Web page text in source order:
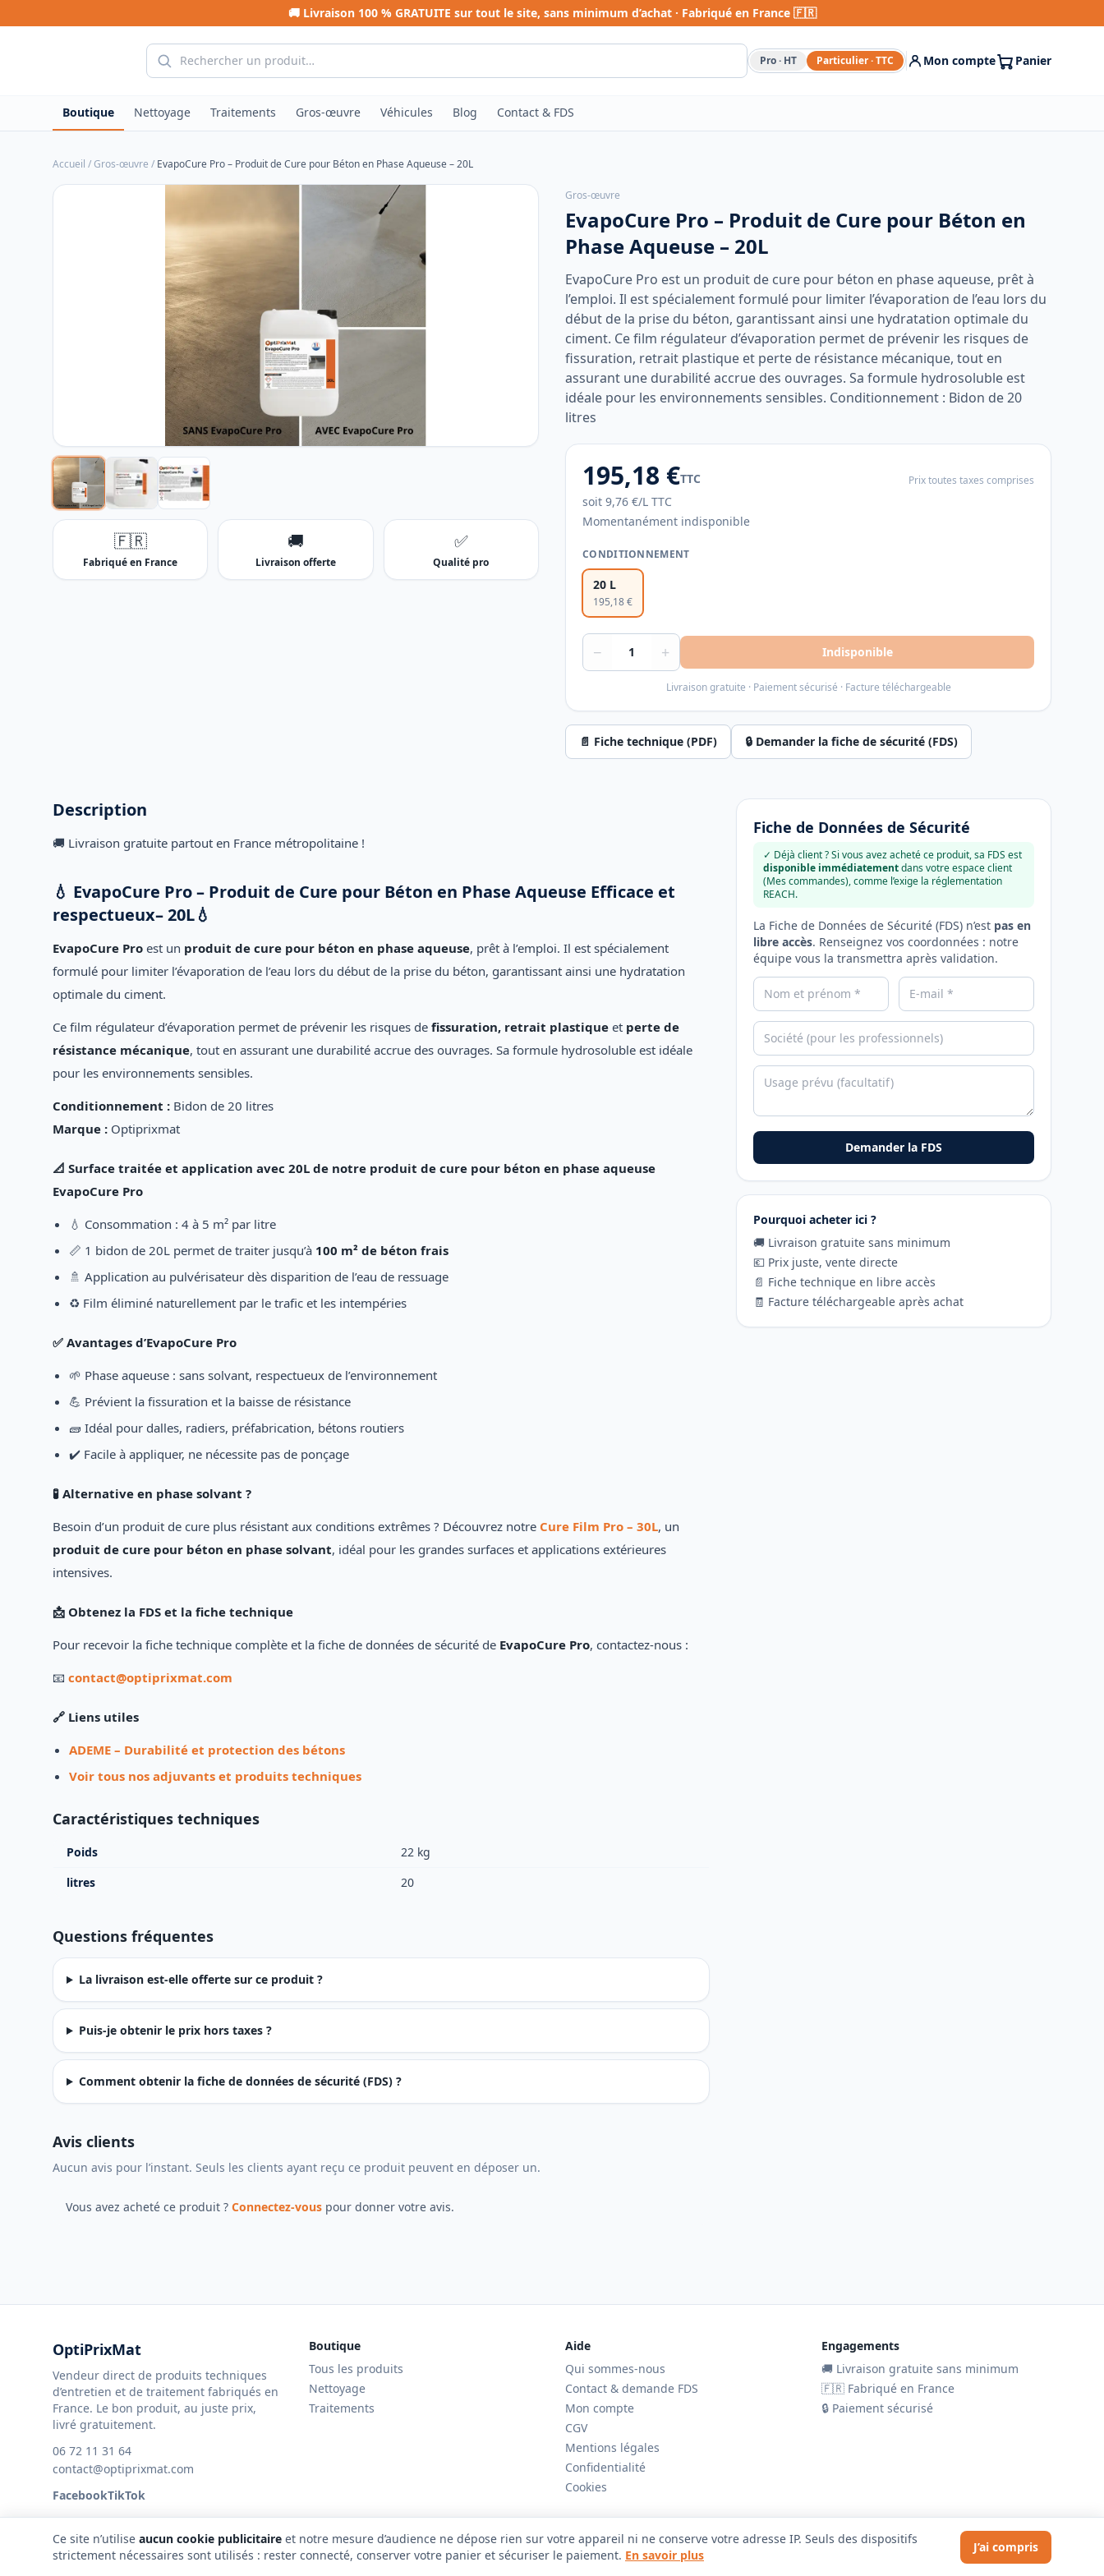
🚚 Livraison 100 % GRATUITE sur tout le site, sans minimum d’achat · Fabriqué en France 🇫🇷
Pro· HT Particulier· TTC Mon compte Panier
Boutique Nettoyage Traitements Gros-œuvre Véhicules Blog Contact & FDS
Accueil /Gros-œuvre / EvapoCure Pro – Produit de Cure pour Béton en Phase Aqueuse – 20L
🇫🇷
Fabriqué en France
🚚
Livraison offerte
✅
Qualité pro
Gros-œuvre
EvapoCure Pro – Produit de Cure pour Béton en
Phase Aqueuse – 20L
EvapoCure Pro est un produit de cure pour béton en phase aqueuse, prêt à
l’emploi. Il est spécialement formulé pour limiter l’évaporation de l’eau lors du
début de la prise du béton, garantissant ainsi une hydratation optimale du
ciment. Ce film régulateur d’évaporation permet de prévenir les risques de
fissuration, retrait plastique et perte de résistance mécanique, tout en
assurant une durabilité accrue des ouvrages. Sa formule hydrosoluble est
idéale pour les environnements sensibles. Conditionnement : Bidon de 20
litres
195,18 €TTC Prix toutes taxes comprises
soit 9,76 €/L TTC
Momentanément indisponible
CONDITIONNEMENT
20 L
195,18 €
− + Indisponible
Livraison gratuite · Paiement sécurisé · Facture téléchargeable
📄 Fiche technique (PDF) 🔒 Demander la fiche de sécurité (FDS)
Description
🚚 Livraison gratuite partout en France métropolitaine !
💧 EvapoCure Pro – Produit de Cure pour Béton en Phase Aqueuse Efficace et
respectueux– 20L💧
EvapoCure Pro est un produit de cure pour béton en phase aqueuse, prêt à l’emploi. Il est spécialement
formulé pour limiter l’évaporation de l’eau lors du début de la prise du béton, garantissant ainsi une hydratation
optimale du ciment.
Ce film régulateur d’évaporation permet de prévenir les risques de fissuration, retrait plastique et perte de
résistance mécanique, tout en assurant une durabilité accrue des ouvrages. Sa formule hydrosoluble est idéale
pour les environnements sensibles.
Conditionnement : Bidon de 20 litres
Marque : Optiprixmat
📐 Surface traitée et application avec 20L de notre produit de cure pour béton en phase aqueuse
EvapoCure Pro
💧 Consommation : 4 à 5 m² par litre
📏 1 bidon de 20L permet de traiter jusqu’à 100 m² de béton frais
🚿 Application au pulvérisateur dès disparition de l’eau de ressuage
♻️ Film éliminé naturellement par le trafic et les intempéries
✅ Avantages d’EvapoCure Pro
🌱 Phase aqueuse : sans solvant, respectueux de l’environnement
💪 Prévient la fissuration et la baisse de résistance
🧱 Idéal pour dalles, radiers, préfabrication, bétons routiers
✔️ Facile à appliquer, ne nécessite pas de ponçage
🧪 Alternative en phase solvant ?
Besoin d’un produit de cure plus résistant aux conditions extrêmes ? Découvrez notre Cure Film Pro – 30L, un
produit de cure pour béton en phase solvant, idéal pour les grandes surfaces et applications extérieures
intensives.
📩 Obtenez la FDS et la fiche technique
Pour recevoir la fiche technique complète et la fiche de données de sécurité de EvapoCure Pro, contactez-nous :
📧 contact@optiprixmat.com
🔗 Liens utiles
ADEME – Durabilité et protection des bétons
Voir tous nos adjuvants et produits techniques
Caractéristiques techniques
Poids
22 kg
litres
20
Questions fréquentes
La livraison est-elle offerte sur ce produit ?
Puis-je obtenir le prix hors taxes ?
Comment obtenir la fiche de données de sécurité (FDS) ?
Avis clients
Aucun avis pour l’instant. Seuls les clients ayant reçu ce produit peuvent en déposer un.
Vous avez acheté ce produit ? Connectez-vous pour donner votre avis.
Fiche de Données de Sécurité
✓ Déjà client ? Si vous avez acheté ce produit, sa FDS est
disponible immédiatementdans votre espace client
(Mes commandes), comme l’exige la réglementation
REACH.
La Fiche de Données de Sécurité (FDS) n’est pas en
libre accès. Renseignez vos coordonnées : notre
équipe vous la transmettra après validation.
Demander la FDS
Pourquoi acheter ici ?
🚚 Livraison gratuite sans minimum
💶 Prix juste, vente directe
📄 Fiche technique en libre accès
🧾 Facture téléchargeable après achat
OptiPrixMat
Vendeur direct de produits techniques
d’entretien et de traitement fabriqués en
France. Le bon produit, au juste prix,
livré gratuitement.
06 72 11 31 64
contact@optiprixmat.com
FacebookTikTok
Boutique
Tous les produits
Nettoyage
Traitements
Aide
Qui sommes-nous
Contact & demande FDS
Mon compte
CGV
Mentions légales
Confidentialité
Cookies
Engagements
🚚 Livraison gratuite sans minimum
🇫🇷 Fabriqué en France
🔒 Paiement sécurisé
©2026OptiPrixMat — SAS ECOREVET. Tous droits réservés. Site réalisé par Vinsonova · vinsonova.com
Ce site n’utilise aucun cookie publicitaire et notre mesure d’audience ne dépose rien sur votre appareil ni ne conserve votre adresse IP. Seuls des dispositifs
strictement nécessaires sont utilisés : rester connecté, conserver votre panier et sécuriser le paiement. En savoir plus
J’ai compris